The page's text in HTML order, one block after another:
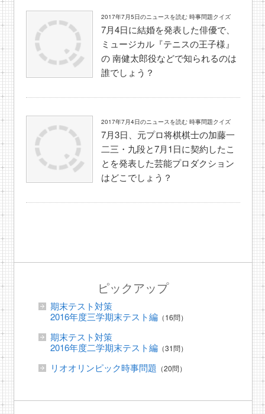
2017年7月5日のニュースを読む 時事問題クイズ
7月4日に結婚を発表した俳優で、
ミュージカル『テニスの王子様』
の 南健太郎役などで知られるのは
誰でしょう？
2017年7月4日のニュースを読む 時事問題クイズ
7月3日、元プロ将棋棋士の加藤一
二三・九段と7月1日に契約したこ
とを発表した芸能プロダクション
はどこでしょう？
ピックアップ
期末テスト対策
2016年度三学期末テスト編（16問）
期末テスト対策
2016年度二学期末テスト編（31問）
リオオリンピック時事問題 （20問）